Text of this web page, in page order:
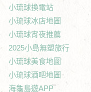
小琉球換電站
小琉球冰店地圖
小琉球宵夜推薦
2025小島無塑旅行
小琉球美食地圖
小琉球酒吧地圖
海龜島遊APP